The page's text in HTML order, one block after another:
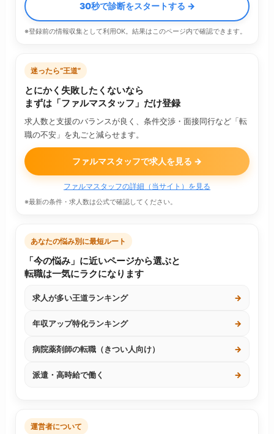
30秒で診断をスタートする →
※登録前の情報収集として利用OK。結果はこのページ内で確認できます。
迷ったら“王道”
とにかく失敗したくないなら
まずは「ファルマスタッフ」だけ登録
求人数と支援のバランスが良く、条件交渉・面接同行など「転
職の不安」を丸ごと減らせます。
ファルマスタッフで求人を見る →
ファルマスタッフの詳細（当サイト）を見る
※最新の条件・求人数は公式で確認してください。
あなたの悩み別に最短ルート
「今の悩み」に近いページから選ぶと
転職は一気にラクになります
求人が多い王道ランキング →
年収アップ特化ランキング →
病院薬剤師の転職（きつい人向け） →
派遣・高時給で働く →
運営者について